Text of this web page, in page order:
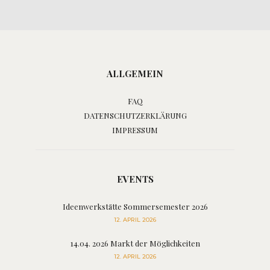
ALLGEMEIN
FAQ
DATENSCHUTZERKLÄRUNG
IMPRESSUM
EVENTS
Ideenwerkstätte Sommersemester 2026
12. APRIL 2026
14.04. 2026 Markt der Möglichkeiten
12. APRIL 2026